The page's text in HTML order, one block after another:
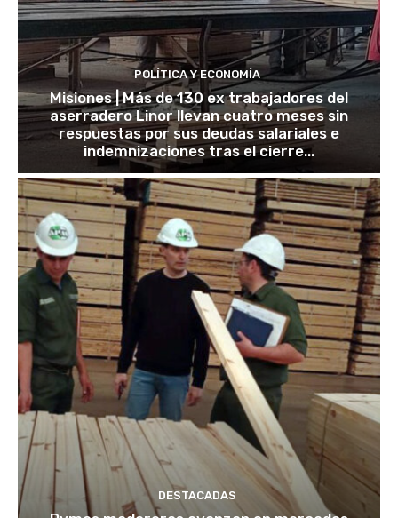
POLÍTICA Y ECONOMÍA
Misiones | Más de 130 ex trabajadores del
aserradero Linor llevan cuatro meses sin
respuestas por sus deudas salariales e
indemnizaciones tras el cierre...
DESTACADAS